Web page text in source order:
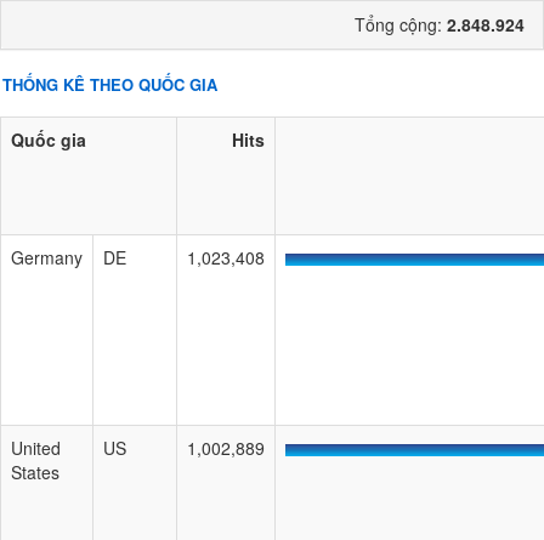
Tổng cộng: 2.848.924
THỐNG KÊ THEO QUỐC GIA
Quốc gia Hits
Germany DE 1,023,408
United
States
US 1,002,889